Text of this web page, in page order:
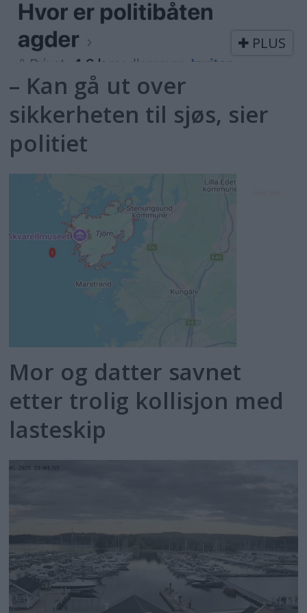
PLUS
– Kan gå ut over
sikkerheten til sjøs, sier
politiet
Mor og datter savnet
etter trolig kollisjon med
lasteskip